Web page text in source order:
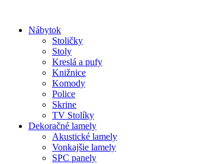
obsah
Nábytok
Stoličky
Stoly
Kreslá a pufy
Knižnice
Komody
Police
Skrine
TV Stolíky
Dekoračné lamely
Akustické lamely
Vonkajšie lamely
SPC panely